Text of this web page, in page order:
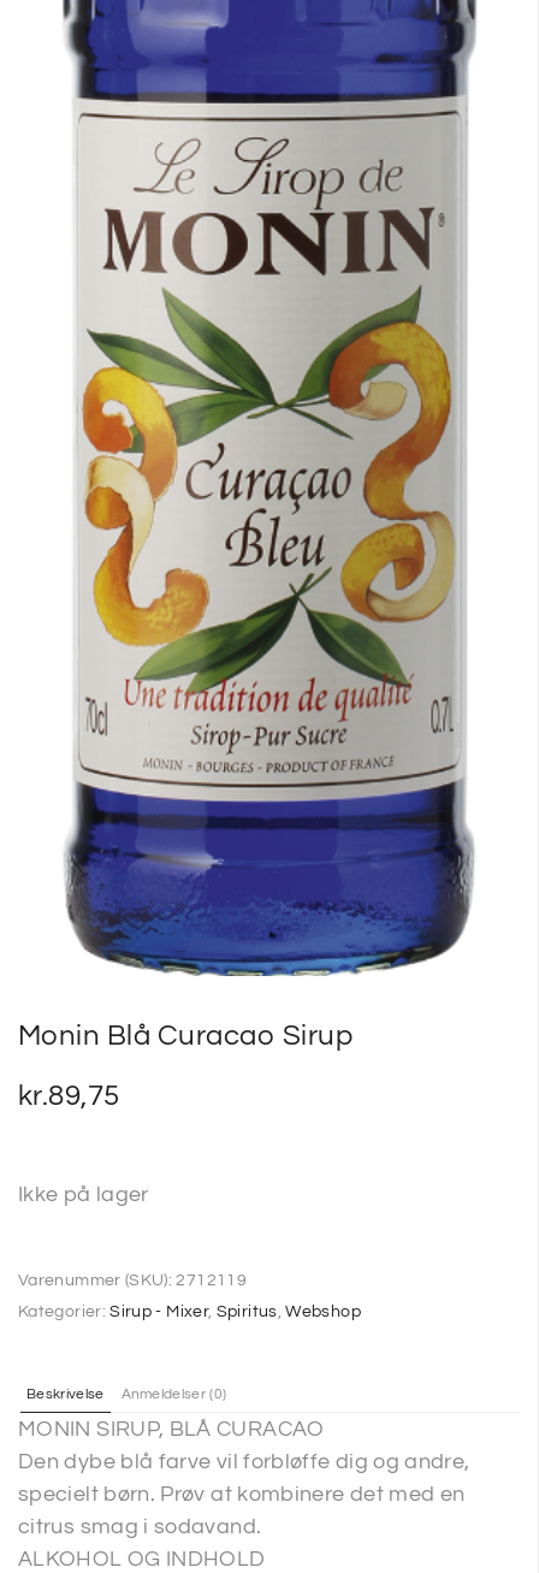
Monin Blå Curacao Sirup
kr.89,75
Ikke på lager
Varenummer (SKU):2712119
Kategorier:Sirup - Mixer, Spiritus,Webshop
Beskrivelse Anmeldelser (0)
MONIN SIRUP, BLÅ CURACAO
Den dybe blå farve vil forbløffe dig og andre,
specielt børn. Prøv at kombinere det med en
citrus smag i sodavand.
ALKOHOL OG INDHOLD